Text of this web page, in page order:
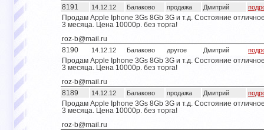
8191
14.12.12 Балаково продажа Дмитрий
Продам Apple Iphone 3Gs 8Gb 3G и т.д. Состояние
3 месяца. Цена 10000р. без торга!
roz-b@mail.ru
8190
14.12.12 Балаково другое Дмитрий
Продам Apple Iphone 3Gs 8Gb 3G и т.д. Состояние
3 месяца. Цена 10000р. без торга!
roz-b@mail.ru
8189
14.12.12 Балаково продажа Дмитрий
Продам Apple Iphone 3Gs 8Gb 3G и т.д. Состояние
3 месяца. Цена 10000р. без торга!
roz-b@mail.ru